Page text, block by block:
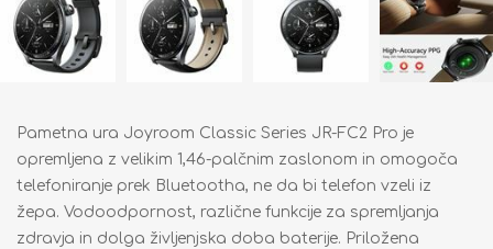
Pametna ura Joyroom Classic Series JR-FC2 Pro je
opremljena z velikim 1,46-palčnim zaslonom in omogoča
telefoniranje prek Bluetootha, ne da bi telefon vzeli iz
žepa. Vodoodpornost, različne funkcije za spremljanja
zdravja in dolga življenjska doba baterije. Priložena